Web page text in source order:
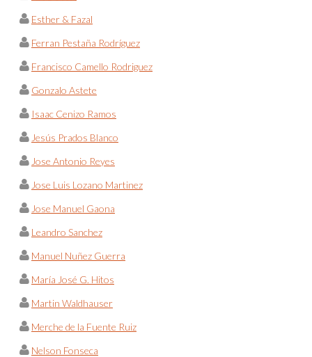
Esther & Fazal
Ferran Pestaña Rodríguez
Francisco Camello Rodriguez
Gonzalo Astete
Isaac Cenizo Ramos
Jesús Prados Blanco
Jose Antonio Reyes
Jose Luis Lozano Martinez
Jose Manuel Gaona
Leandro Sanchez
Manuel Nuñez Guerra
María José G. Hitos
Martin Waldhauser
Merche de la Fuente Ruiz
Nelson Fonseca